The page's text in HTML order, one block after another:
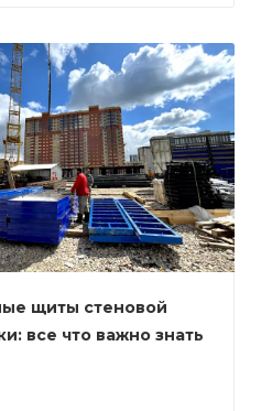
щиты стеновой
все что важно знать